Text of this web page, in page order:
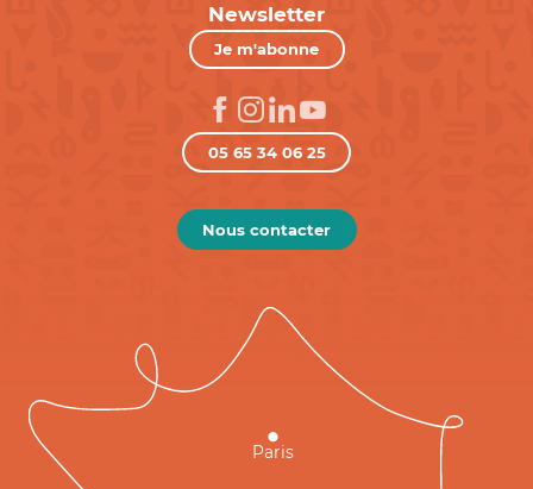
Newsletter
Je m'abonne
05 65 34 06 25
Nous contacter
Paris